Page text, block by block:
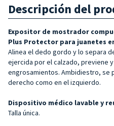
Descripción del
Expositor de mostrador
Plus Protector para juanetes
Alinea el dedo gordo y lo separa
ejercida por el calzado, previene
engrosamientos. Ambidiestro, se
derecho como en el izquierdo.
Dispositivo médico lavable y
Talla única.